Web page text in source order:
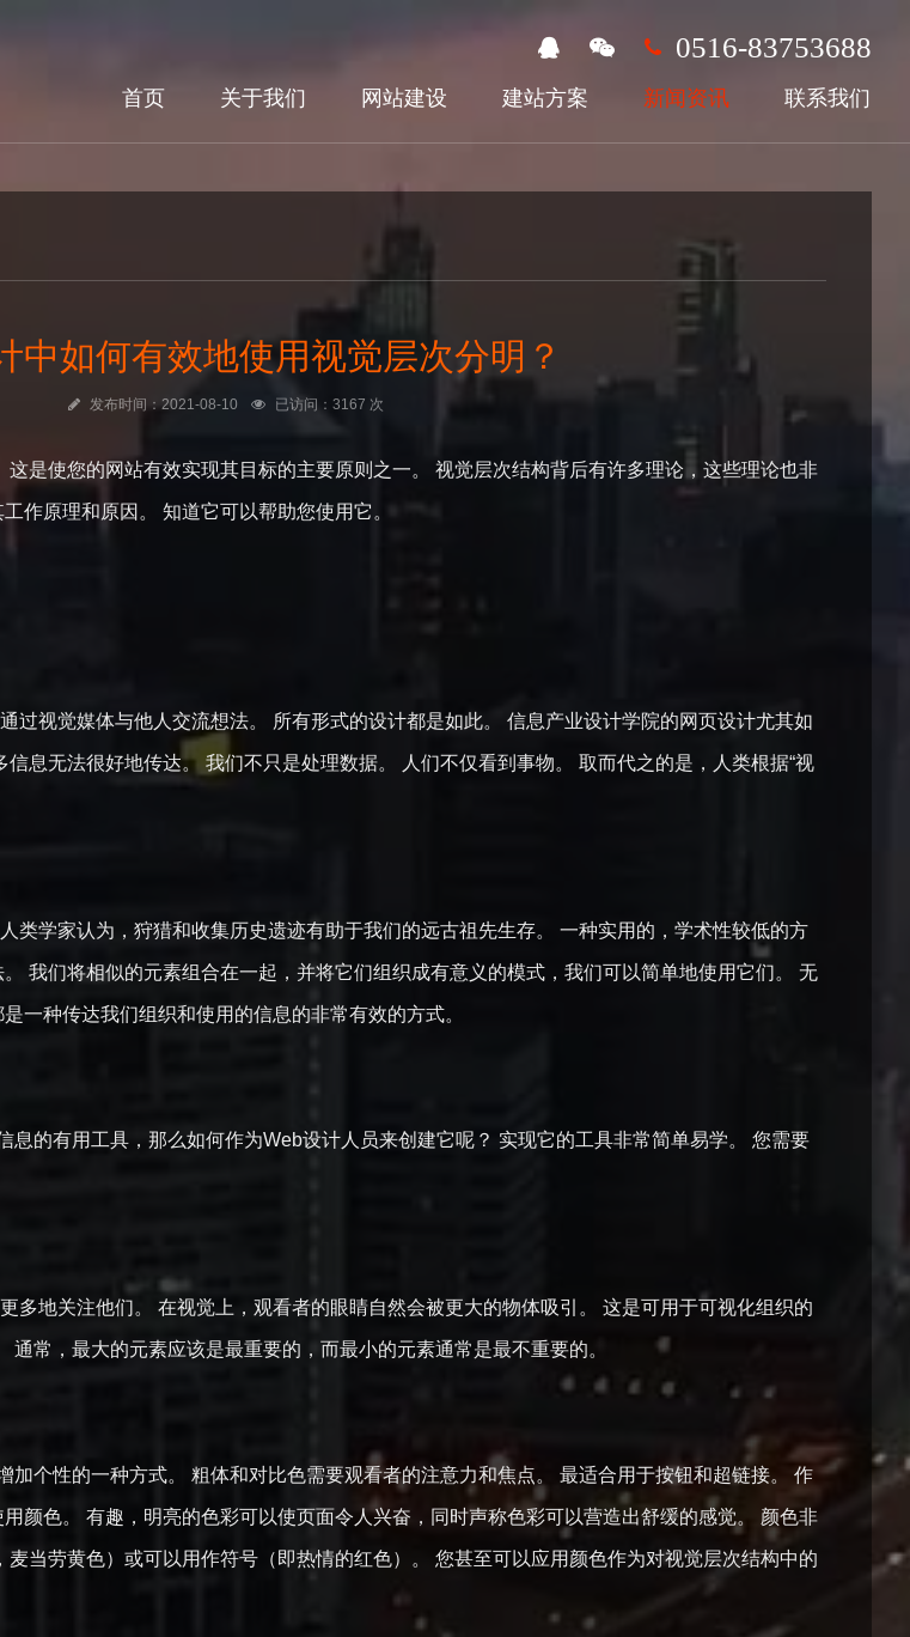
0516-83753688
首页 关于我们 网站建设 建站方案 新闻资讯 联系我们
中如何有效地使用视觉层次分明？
发布时间：2021-08-10 已访问：3167 次
是使您的网站有效实现其目标的主要原则之一。 视觉层次结构背后有许多理论，这些理论也非
作原理和原因。 知道它可以帮助您使用它。
过视觉媒体与他人交流想法。 所有形式的设计都是如此。 信息产业设计学院的网页设计尤其如
息无法很好地传达。 我们不只是处理数据。 人们不仅看到事物。 取而代之的是，人类根据“视
类学家认为，狩猎和收集历史遗迹有助于我们的远古祖先生存。 一种实用的，学术性较低的方
我们将相似的元素组合在一起，并将它们组织成有意义的模式，我们可以简单地使用它们。 无
一种传达我们组织和使用的信息的非常有效的方式。
息的有用工具，那么如何作为Web设计人员来创建它呢？ 实现它的工具非常简单易学。 您需要
多地关注他们。 在视觉上，观看者的眼睛自然会被更大的物体吸引。 这是可用于可视化组织的
常，最大的元素应该是最重要的，而最小的元素通常是最不重要的。
加个性的一种方式。 粗体和对比色需要观看者的注意力和焦点。 最适合用于按钮和超链接。 作
颜色。 有趣，明亮的色彩可以使页面令人兴奋，同时声称色彩可以营造出舒缓的感觉。 颜色非
当劳黄色）或可以用作符号（即热情的红色）。 您甚至可以应用颜色作为对视觉层次结构中的